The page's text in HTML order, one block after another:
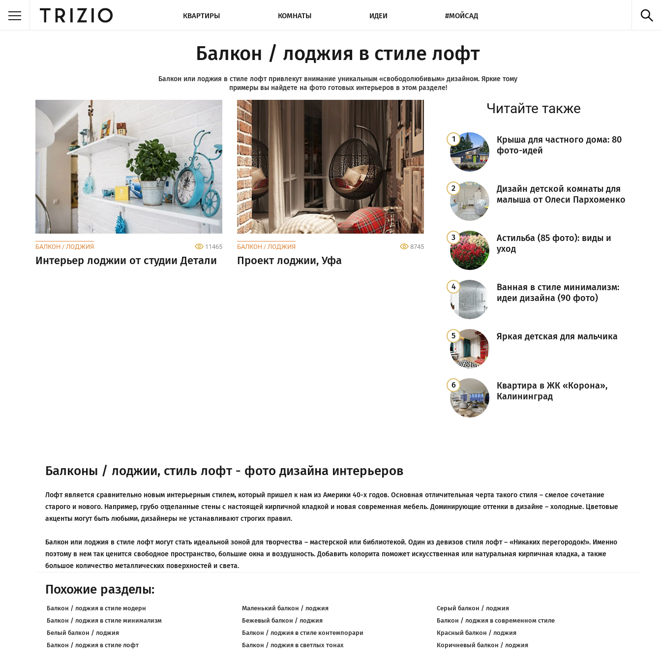
КВАРТИРЫ КОМНАТЫ ИДЕИ #МОЙСАД
Балкон / лоджия в стиле лофт
Балкон или лоджия в стиле лофт привлекут внимание уникальным «свободолюбивым» дизайном. Яркие тому
примеры вы найдете на фото готовых интерьеров в этом разделе!
Читайте также
Крыша для частного дома: 80
фото-идей
Дизайн детской комнаты для
малыша от Олеси Пархоменко
Астильба (85 фото): виды и
уход
Ванная в стиле минимализм:
идеи дизайна (90 фото)
Яркая детская для мальчика
Квартира в ЖК «Корона»,
Калининград
БАЛКОН / ЛОДЖИЯ 11465
Интерьер лоджии от студии Детали
БАЛКОН / ЛОДЖИЯ 8745
Проект лоджии, Уфа
Балконы / лоджии, стиль лофт - фото дизайна интерьеров
Лофт является сравнительно новым интерьерным стилем, который пришел к нам из Америки 40-х годов. Основная отличительная черта такого стиля – смелое сочетание
старого и нового. Например, грубо отделанные стены с настоящей кирпичной кладкой и новая современная мебель. Доминирующие оттенки в дизайне – холодные. Цветовые
акценты могут быть любыми, дизайнеры не устанавливают строгих правил.
Балкон или лоджия в стиле лофт могут стать идеальной зоной для творчества – мастерской или библиотекой. Один из девизов стиля лофт – «Никаких перегородок!». Именно
поэтому в нем так ценится свободное пространство, большие окна и воздушность. Добавить колорита поможет искусственная или натуральная кирпичная кладка, а также
большое количество металлических поверхностей и света.
Похожие разделы:
Балкон / лоджия в стиле модерн Маленький балкон / лоджия
Серый балкон / лоджия
Балкон / лоджия в стиле минимализм
Бежевый балкон / лоджия
Балкон / лоджия в современном стиле
Белый балкон / лоджия
Балкон / лоджия в стиле контемпорари
Красный балкон / лоджия
Балкон / лоджия в стиле лофт
Балкон / лоджия в светлых тонах Коричневый балкон / лоджия